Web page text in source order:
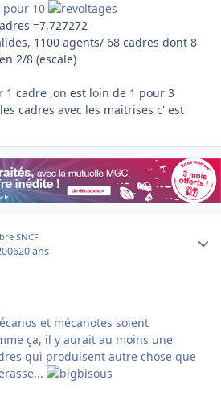
pour 10
=7,727272
1100 agents/ 68 cadres dont 8
2/8 (escale)
1 cadre ,on est loin de 1 pour 3
cadres avec les maitrises c' est
SNCF
20 ans
et mécanotes soient
ça, il y aurait au moins une
qui produisent autre chose que